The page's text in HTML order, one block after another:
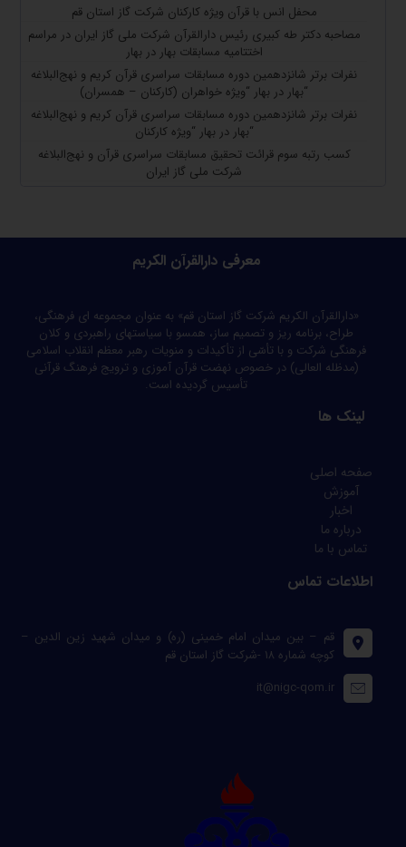
محفل انس با قرآن ویژه کارکنان شرکت گاز استان قم
مصاحبه دکتر طه کبیری رئیس دارالقرآن شرکت ملی گاز ایران در مراسم
اختتامیه مسابقات بهار در بهار
نفرات برتر شانزدهمین دوره مسابقات سراسری قرآن کریم و نهج‌البلاغه
“بهار در بهار “ویژه خواهران (کارکنان – همسران)
نفرات برتر شانزدهمین دوره مسابقات سراسری قرآن کریم و نهج‌البلاغه
“بهار در بهار “ویژه کارکنان
کسب رتبه سوم قرائت تحقیق مسابقات سراسری قرآن و نهج‌البلاغه
شرکت ملی گاز ایران
معرفی دارالقرآن الکریم
«دارالقرآن الکریم شرکت گاز استان قم» به عنوان مجموعه ای فرهنگی،
طراح، برنامه ریز و تصمیم ساز، همسو با سیاستهای راهبردی و کلان
فرهنگی شرکت و با تأسّی از تأکیدات و منویات رهبر معظم انقلاب اسلامی
(مدظله العالی) در خصوص نهضت قرآن آموزی و ترویج فرهنگ قرآنی
تأسیس گردیده است.
لینک ها
صفحه اصلی
آموزش
اخبار
درباره ما
تماس با ما
اطلاعات تماس
قم – بین میدان امام خمینی (ره) و میدان شهید زین الدین –
کوچه شماره ۱۸ -شرکت گاز استان قم
it@nigc-qom.ir